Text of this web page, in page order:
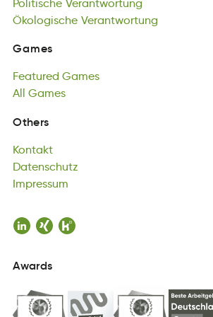
Politische Verantwortung
gcoÖilshoek
Ökologische
tetronVrwunga
Verantwortung
Games
Games
Featured
Featured Games
All
All
Gesam
Games
Others
Kontakt
Kontakt
hzttseDcnau
Datenschutz
Impressum
sIemmpurs
Impressum
Awards